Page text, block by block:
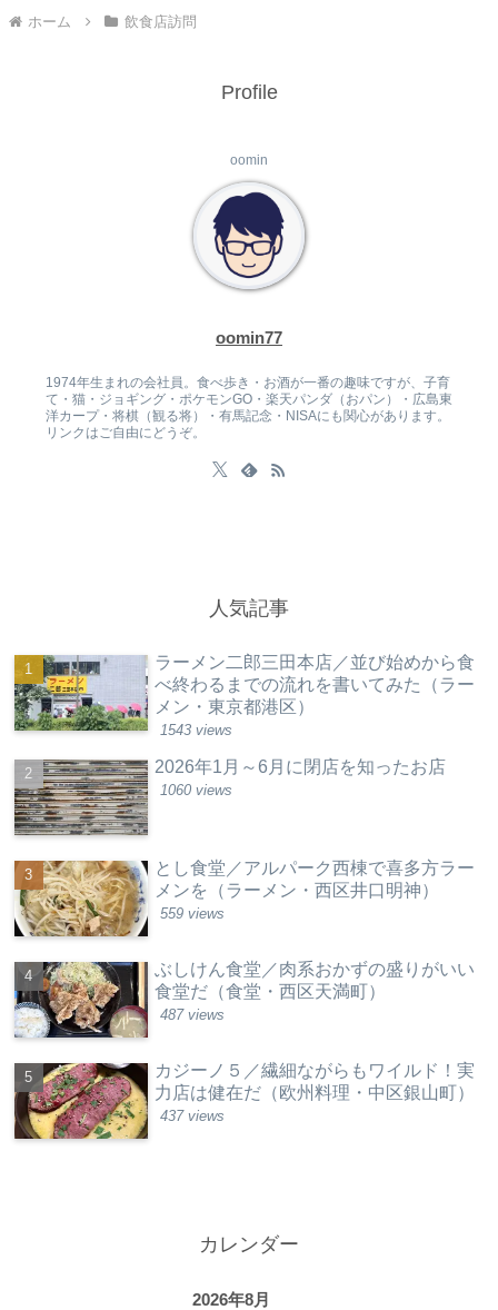
ホーム 飲食店訪問
Profile
oomin
oomin77
1974年生まれの会社員。食べ歩き・お酒が一番の趣味ですが、子育
て・猫・ジョギング・ポケモンGO・楽天パンダ（おパン）・広島東
洋カープ・将棋（観る将）・有馬記念・NISAにも関心があります。
リンクはご自由にどうぞ。
人気記事
ラーメン二郎三田本店／並び始めから食
べ終わるまでの流れを書いてみた（ラー
メン・東京都港区）
1543 views
2026年1月～6月に閉店を知ったお店
1060 views
とし食堂／アルパーク西棟で喜多方ラー
メンを（ラーメン・西区井口明神）
559 views
ぶしけん食堂／肉系おかずの盛りがいい
食堂だ（食堂・西区天満町）
487 views
カジーノ５／繊細ながらもワイルド！実
力店は健在だ（欧州料理・中区銀山町）
437 views
カレンダー
2026年8月